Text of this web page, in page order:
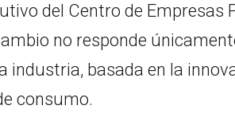
del Centro de Empresas
no responde
industria, basada en la
consumo.